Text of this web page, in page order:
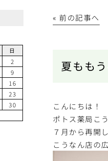
« 前の記事へ
夏もも
こんにちは！
ポトス薬局こ
７月から再開
こうなん店の
日
2
9
16
23
30